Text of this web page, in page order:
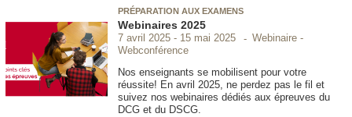
PRÉPARATION AUX EXAMENS
Webinaires 2025
7 avril 2025 15 mai 2025
Webinaire -
Webconférence
Nos enseignants se mobilisent pour votre
réussite! En avril 2025, ne perdez pas le fil et
suivez nos webinaires dédiés aux épreuves du
DCG et du DSCG.